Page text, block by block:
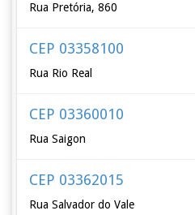
Rua Pretória, 860
CEP 03358100
Rua Rio Real
CEP 03360010
Rua Saigon
CEP 03362015
Rua Salvador do Vale